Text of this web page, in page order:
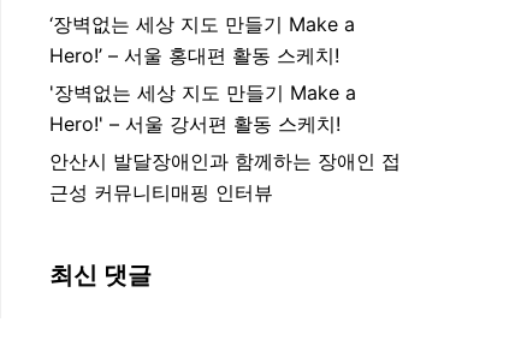
‘장벽없는 세상 지도 만들기 Make a
Hero!’ – 서울 홍대편 활동 스케치!
'장벽없는 세상 지도 만들기 Make a
Hero!' – 서울 강서편 활동 스케치!
안산시 발달장애인과 함께하는 장애인 접
근성 커뮤니티매핑 인터뷰
최신 댓글